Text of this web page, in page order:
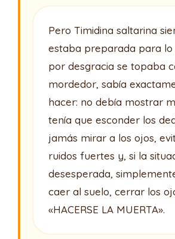
Pero Timidina saltarina
estaba preparada para lo
por desgracia se topaba
mordedor, sabía
hacer: no debía mostrar
tenía que esconder los
jamás mirar a los ojos,
ruidos fuertes y, si la
desesperada,
caer al suelo, cerrar los
«HACERSE LA MUERTA».